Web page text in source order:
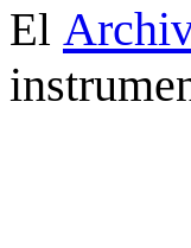
El